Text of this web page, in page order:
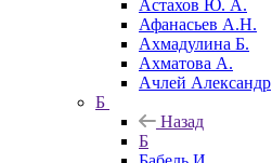
Астахов Ю. А.
Афанасьев А.Н.
Ахмадулина Б.
Ахматова А.
Ачлей Александр
Б
Назад
Б